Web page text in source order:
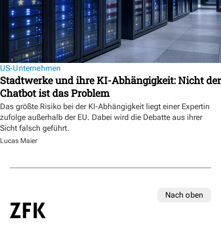
US-Unternehmen
Stadtwerke und ihre KI-Abhängigkeit: Nicht der
Chatbot ist das Problem
Das größte Risiko bei der KI-Abhängigkeit liegt einer Expertin
zufolge außerhalb der EU. Dabei wird die Debatte aus ihrer
Sicht falsch geführt.
Lucas Maier
Nach oben